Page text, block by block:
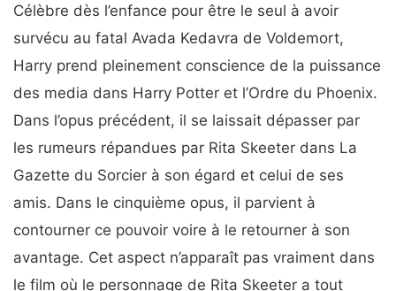
Célèbre dès l’enfance pour être le seul à avoir
survécu au fatal Avada Kedavra de Voldemort,
Harry prend pleinement conscience de la puissance
des media dans Harry Potter et l’Ordre du Phoenix.
Dans l’opus précédent, il se laissait dépasser par
les rumeurs répandues par Rita Skeeter dans La
Gazette du Sorcier à son égard et celui de ses
amis. Dans le cinquième opus, il parvient à
contourner ce pouvoir voire à le retourner à son
avantage. Cet aspect n’apparaît pas vraiment dans
le film où le personnage de Rita Skeeter a tout